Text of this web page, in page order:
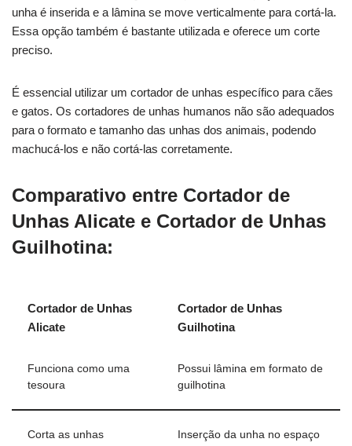
unha é inserida e a lâmina se move verticalmente para cortá-la.
Essa opção também é bastante utilizada e oferece um corte
preciso.
É essencial utilizar um cortador de unhas específico para cães
e gatos. Os cortadores de unhas humanos não são adequados
para o formato e tamanho das unhas dos animais, podendo
machucá-los e não cortá-las corretamente.
Comparativo entre Cortador de
Unhas Alicate e Cortador de Unhas
Guilhotina:
Cortador de Unhas
Alicate
Cortador de Unhas
Guilhotina
Funciona como uma
tesoura
Possui lâmina em formato de
guilhotina
Corta as unhas
Inserção da unha no espaço